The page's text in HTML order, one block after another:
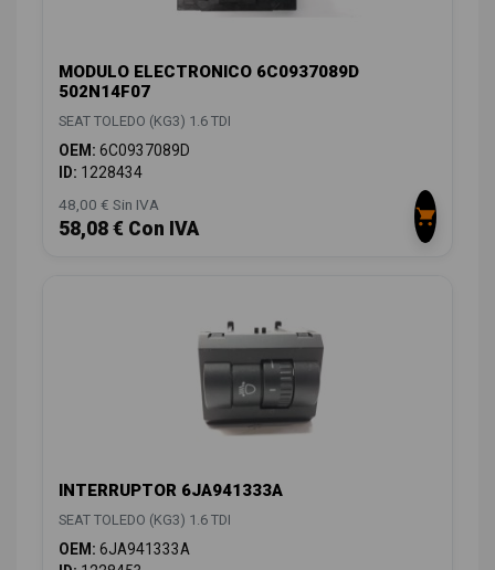
MODULO ELECTRONICO 6C0937089D
502N14F07
SEAT TOLEDO (KG3) 1.6 TDI
OEM: 6C0937089D
ID: 1228434
48,00 € Sin IVA
58,08 € Con IVA
INTERRUPTOR 6JA941333A
SEAT TOLEDO (KG3) 1.6 TDI
OEM: 6JA941333A